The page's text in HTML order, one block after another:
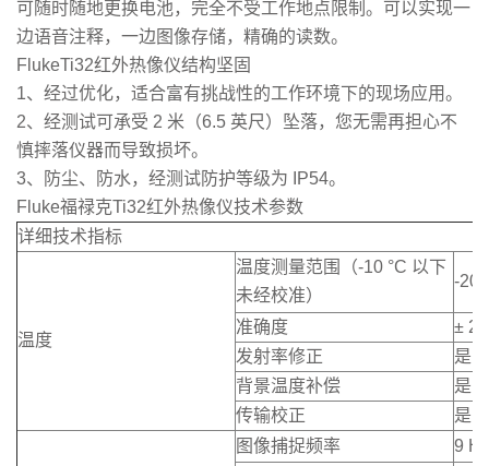
可随时随地更换电池，完全不受工作地点限制。可以实现一
边语音注释，一边图像存储，精确的读数。
FlukeTi32红外热像仪结构坚固
1、经过优化，适合富有挑战性的工作环境下的现场应用。
2、经测试可承受 2 米（6.5 英尺）坠落，您无需再担心不
慎摔落仪器而导致损坏。
3、防尘、防水，经测试防护等级为 IP54。
Fluke福禄克Ti32红外热像仪技术参数
详细技术指标
温度
温度测量范围（-10 °C 以下
未经校准）
-20
准确度
± 2
发射率修正
是
背景温度补偿
是
传输校正
是
图像捕捉频率 9